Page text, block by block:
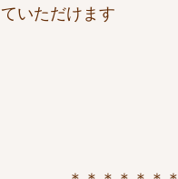
ていただけます